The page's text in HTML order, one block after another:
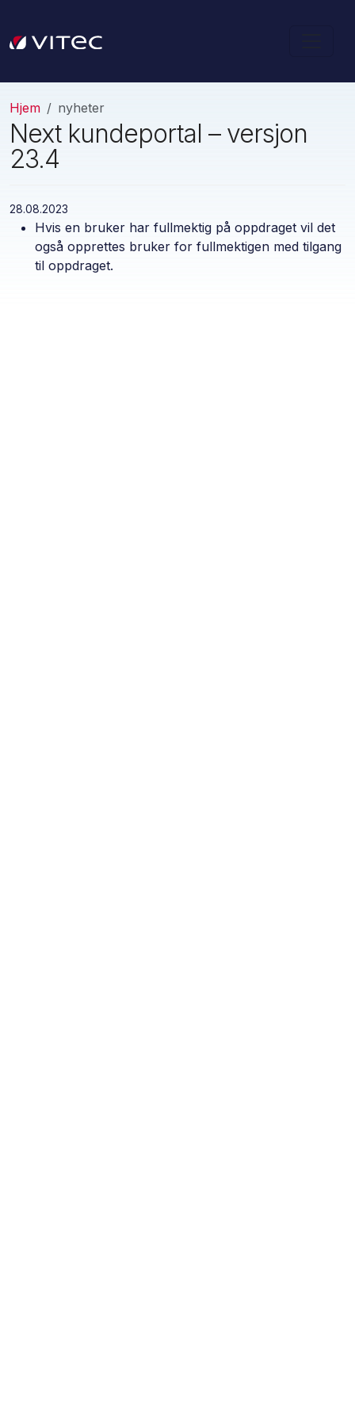
Hjem nyheter
Next kundeportal – versjon
23.4
28.08.2023
Hvis en bruker har fullmektig på oppdraget vil det
også opprettes bruker for fullmektigen med tilgang
til oppdraget.